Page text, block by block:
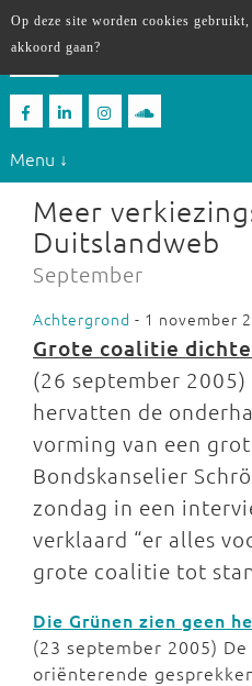
Menu ↓
Meer
Duitslandweb
September
Achtergrond - 1 november
Grote coalitie
(26 september 2005)
hervatten de
vorming van een
Bondskanselier
zondag in een
verklaard “er alles
grote coalitie tot
Die Grünen zien geen
(23 september 2005)
oriënterende
Op deze site worden cookies
akkoord gaan?